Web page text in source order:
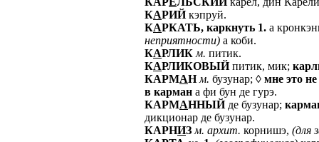
КАРИЙкэпруй.
КАРКАТЬ, каркнуть 1. а
неприятности) а коби.
КАРЛИК м. питик.
КАРЛИКОВЫЙпитик, мик;
КАРМАН м. бузунар; ◊ мне это не
в карман а фи бун де гурэ.
КАРМАННЫЙде бузунар;
дикционар де бузунар.
КАРНИЗ м. архит. корнишэ, (для